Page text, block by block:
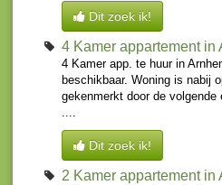
Dit zoek ik!
4 Kamer appartement in
4 Kamer app. te huur in
beschikbaar. Woning is nabij
gekenmerkt door de
....
Dit zoek ik!
2 Kamer appartement in